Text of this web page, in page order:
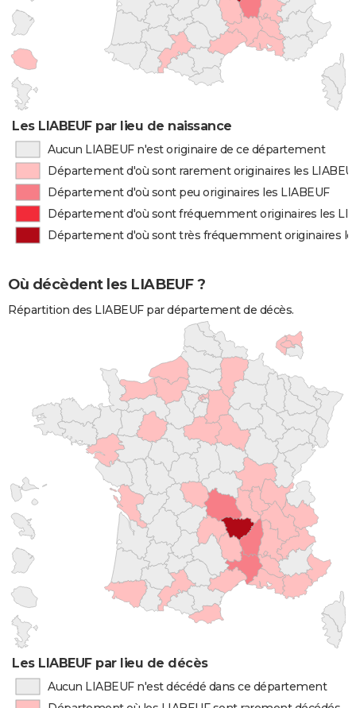
Les LIABEUF par lieu de naissance
Aucun LIABEUF n'est originaire de ce département
Département d'où sont rarement originaires les
Département d'où sont peu originaires les LIABEUF
Département d'où sont fréquemment originaires les
Département d'où sont très fréquemment originaires
Où décèdent les LIABEUF ?
Répartition des LIABEUF par département de décès.
Les LIABEUF par lieu de décès
Aucun LIABEUF n'est décédé dans ce département